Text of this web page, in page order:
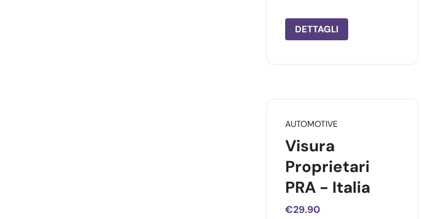
DETTAGLI
AUTOMOTIVE
Visura
Proprietari
PRA - Italia
€29.90